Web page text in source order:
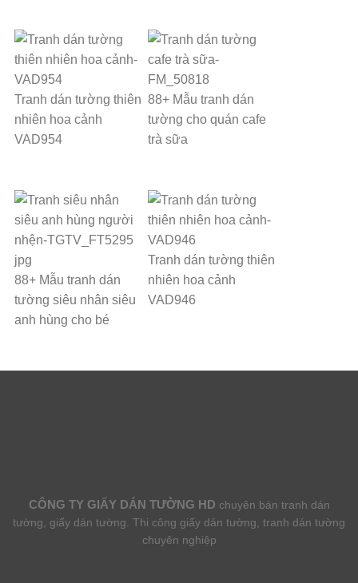
Tranh dán tường thiên
nhiên hoa cảnh
VAD954
88+ Mẫu tranh dán
tường cho quán cafe
trà sữa
88+ Mẫu tranh dán
tường siêu nhân siêu
anh hùng cho bé
Tranh dán tường thiên
nhiên hoa cảnh
VAD946
CÔNG TY GIẤY DÁN TƯỜNG HD chuyên bán tranh dán
tường, giấy dán tường. Thi công giấy dán tường, tranh dán tường
chuyên nghiệp